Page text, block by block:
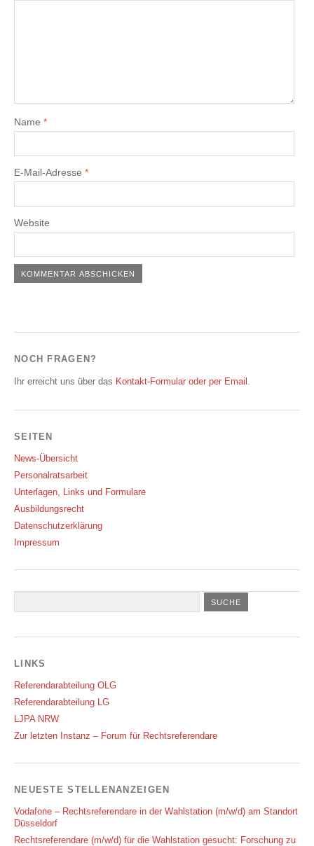
Name *
E-Mail-Adresse *
Website
NOCH FRAGEN?
Ihr erreicht uns über das Kontakt-Formular oder per Email
SEITEN
News-Übersicht
Personalratsarbeit
Unterlagen, Links und Formulare
Ausbildungsrecht
Datenschutzerklärung
Impressum
LINKS
Referendarabteilung OLG
Referendarabteilung LG
LJPA NRW
Zur letzten Instanz – Forum für Rechtsreferendare
NEUESTE STELLENANZEIGEN
Vodafone – Rechtsreferendare in der Wahlstation (m/w/d) am Standort
Düsseldorf
Rechtsreferendare (m/w/d) für die Wahlstation gesucht: Forschung zu